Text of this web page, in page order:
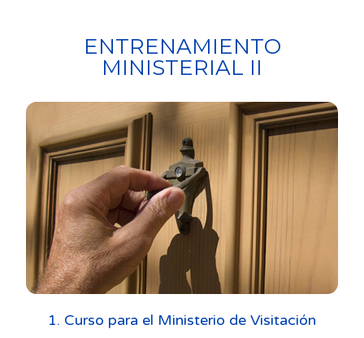
ENTRENAMIENTO
MINISTERIAL II
1. Curso para el Ministerio de Visitación